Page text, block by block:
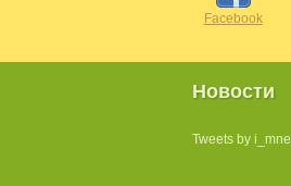
Facebook
Новости
Tweets by i_mne